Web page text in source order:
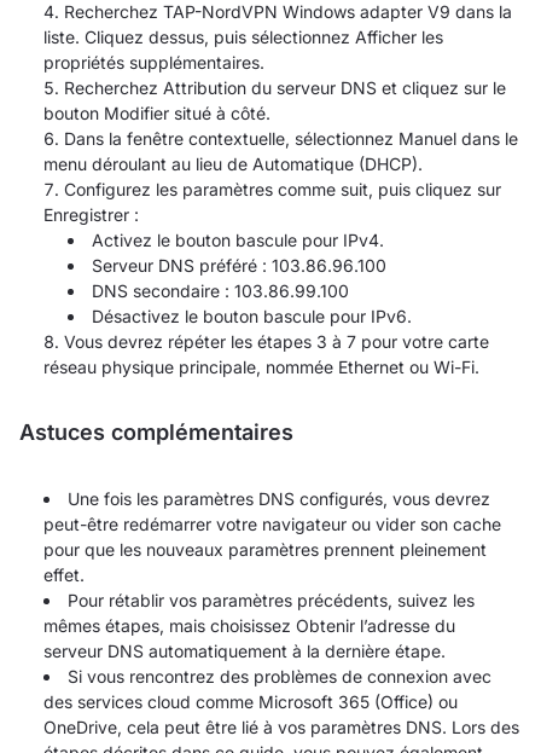
Recherchez TAP-NordVPN Windows adapter V9 dans la
liste. Cliquez dessus, puis sélectionnez Afficher les
propriétés supplémentaires.
Recherchez Attribution du serveur DNS et cliquez sur le
bouton Modifier situé à côté.
Dans la fenêtre contextuelle, sélectionnez Manuel dans le
menu déroulant au lieu de Automatique (DHCP).
Configurez les paramètres comme suit, puis cliquez sur
Enregistrer :
Activez le bouton bascule pour IPv4.
Serveur DNS préféré : 103.86.96.100
DNS secondaire : 103.86.99.100
Désactivez le bouton bascule pour IPv6.
Vous devrez répéter les étapes 3 à 7 pour votre carte
réseau physique principale, nommée Ethernet ou Wi-Fi.
Astuces complémentaires
Une fois les paramètres DNS configurés, vous devrez
peut-être redémarrer votre navigateur ou vider son cache
pour que les nouveaux paramètres prennent pleinement
effet.
Pour rétablir vos paramètres précédents, suivez les
mêmes étapes, mais choisissez Obtenir l’adresse du
serveur DNS automatiquement à la dernière étape.
Si vous rencontrez des problèmes de connexion avec
des services cloud comme Microsoft 365 (Office) ou
OneDrive, cela peut être lié à vos paramètres DNS. Lors des